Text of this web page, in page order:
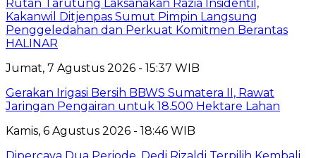
Rutan Tarutung Laksanakan Razia Insidentil,
Kakanwil Ditjenpas Sumut Pimpin Langsung
Penggeledahan dan Perkuat Komitmen Berantas
HALINAR
Jumat, 7 Agustus 2026 - 15:37 WIB
Gerakan Irigasi Bersih BBWS Sumatera II, Rawat
Jaringan Pengairan untuk 18.500 Hektare Lahan
Kamis, 6 Agustus 2026 - 18:46 WIB